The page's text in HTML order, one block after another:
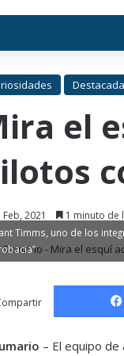
el
Feb, 2021 1 minuto de
Timms, uno de los
– El equipo de